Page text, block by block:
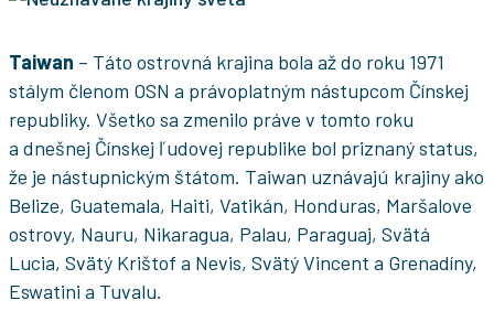
Taiwan – Táto ostrovná krajina bola až do roku 1971
stálym členom OSN a právoplatným nástupcom Čínskej
republiky. Všetko sa zmenilo práve v tomto roku
a dnešnej Čínskej ľudovej republike bol priznaný status,
že je nástupnickým štátom. Taiwan uznávajú krajiny ako
Belize, Guatemala, Haiti, Vatikán, Honduras, Maršalove
ostrovy, Nauru, Nikaragua, Palau, Paraguaj, Svätá
Lucia, Svätý Krištof a Nevis, Svätý Vincent a Grenadíny,
Eswatini a Tuvalu.